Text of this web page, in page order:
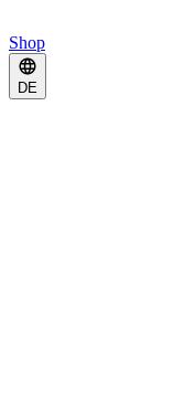
Shop
DE